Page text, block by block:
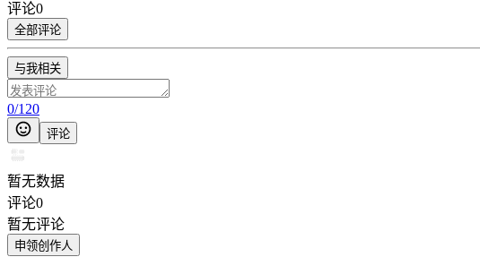
评论0
全部评论
与我相关
0/120
评论
暂无数据
评论0
暂无评论
申领创作人